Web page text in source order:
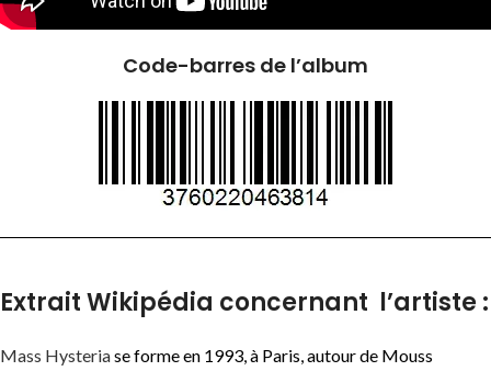
Code-barres de l’album
Extrait Wikipédia concernant l’artiste :
Mass Hysteriase forme en 1993, à Paris, autour de Mouss